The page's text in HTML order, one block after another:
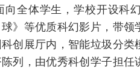
全体学生，学校开设科
》等优质科幻影片，带领
创展厅内，智能垃圾分
列，由优秀科创学子担